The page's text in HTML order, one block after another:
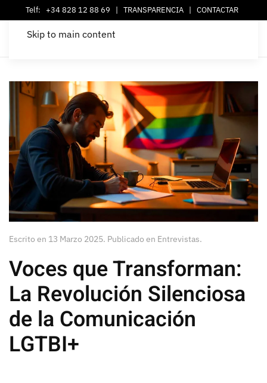
Telf: +34 828 12 88 69 | TRANSPARENCIA | CONTACTAR
Skip to main content
Escrito en 13 Marzo 2025. Publicado en Entrevistas.
Voces que Transforman:
La Revolución Silenciosa
de la Comunicación
LGTBI+